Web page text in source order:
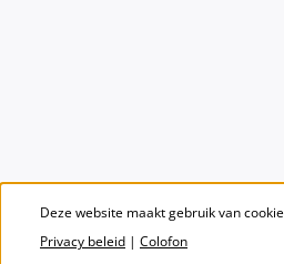
Deze website maakt gebruik van
Privacy beleid | Colofon